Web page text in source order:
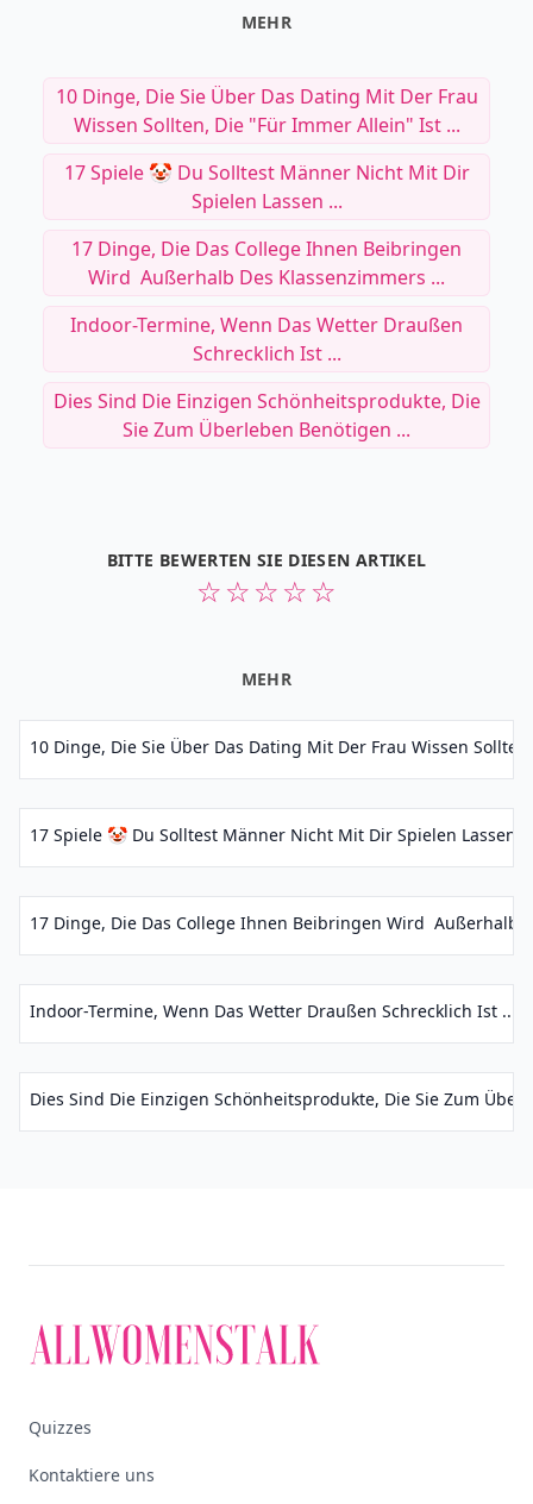
MEHR
10 Dinge, Die Sie Über Das Dating Mit Der Frau
Wissen Sollten, Die "für Immer Allein" Ist ...
17 Spiele 🤡 Du Solltest Männer Nicht Mit Dir
Spielen Lassen ...
17 Dinge, Die Das College Ihnen Beibringen
Wird ‍ Außerhalb Des Klassenzimmers ...
Indoor-Termine, Wenn Das Wetter Draußen
Schrecklich Ist ...
Dies Sind Die Einzigen Schönheitsprodukte, Die
Sie Zum Überleben Benötigen ...
BITTE BEWERTEN SIE DIESEN ARTIKEL
☆
☆
☆
☆
☆
MEHR
10 Dinge, Die Sie Über Das Dating Mit Der Frau Wissen
17 Spiele 🤡 Du Solltest Männer Nicht Mit Dir Spielen Lassen
17 Dinge, Die Das College Ihnen Beibringen Wird ‍ Außerhalb
Indoor-Termine, Wenn Das Wetter Draußen Schrecklich Ist ...
Dies Sind Die Einzigen Schönheitsprodukte, Die Sie Zum
Quizzes
Kontaktiere uns